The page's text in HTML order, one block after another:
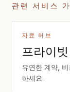
관련 서비스
자료 허브
프라이
유연한 계약,
하세요.